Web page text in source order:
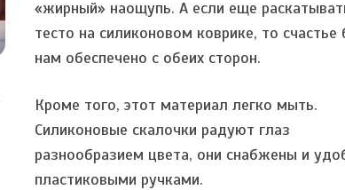
«жирный» наощупь. А если еще
тесто на силиконовом коврике, то счастье
нам обеспечено с обеих сторон.
Кроме того, этот материал легко мыть.
Силиконовые скалочки радуют глаз
разнообразием цвета, они снабжены и
пластиковыми ручками.